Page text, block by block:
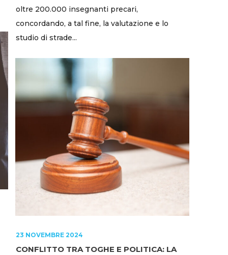
oltre 200.000 insegnanti precari,
concordando, a tal fine, la valutazione e lo
studio di strade...
23 NOVEMBRE 2024
CONFLITTO TRA TOGHE E POLITICA: LA